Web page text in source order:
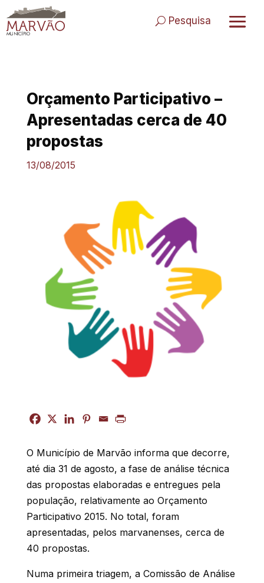
to
content
Pesquisa
Orçamento Participativo –
Apresentadas cerca de 40
propostas
13/08/2015
O Município de Marvão informa que decorre,
até dia 31 de agosto, a fase de análise técnica
das propostas elaboradas e entregues pela
população, relativamente ao Orçamento
Participativo 2015. No total, foram
apresentadas, pelos marvanenses, cerca de
40 propostas.
Numa primeira triagem, a Comissão de Análise